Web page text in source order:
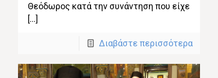
Θεόδωρος κατά την συνάντηση που είχε
[…]
Διαβάστε περισσότερα